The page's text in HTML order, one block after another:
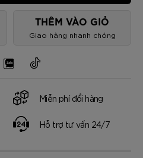
THÊM VÀO GIỎ
Giao hàng nhanh chóng
Miễn phí đổi hàng
Hỗ trợ tư vấn 24/7